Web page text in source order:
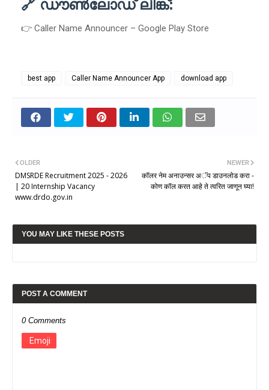
🔗 ഡൗൺലോഡ് ലിങ്ക്:
👉 Caller Name Announcer – Google Play Store
best app Caller Name Announcer App download app
NEWER
कॉलर नेम अनाउन्सर अॅप डाउनलोड करा -
कोण कॉल करत आहे ते त्वरित जाणून घ्या!
OLDER
DMSRDE Recruitment 2025 - 2026
| 20 Internship Vacancy
www.drdo.gov.in
YOU MAY LIKE THESE POSTS
POST A COMMENT
0 Comments
Emoji